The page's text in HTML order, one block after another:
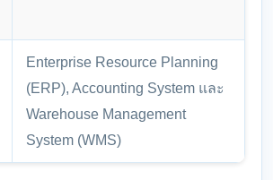
Enterprise Resource Planning
(ERP), Accounting System และ
Warehouse Management
System (WMS)